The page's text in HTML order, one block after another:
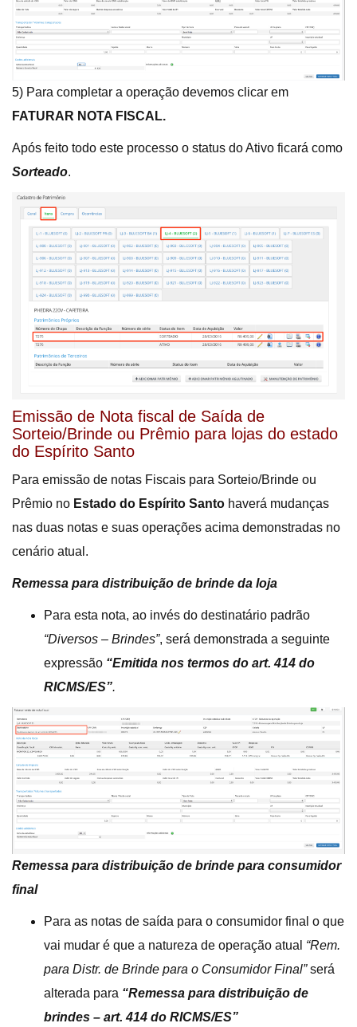
5) Para completar a operação devemos clicar em
FATURAR NOTA FISCAL.
Após feito todo este processo o status do Ativo ficará como
Sorteado.
Emissão de Nota fiscal de Saída de
Sorteio/Brinde ou Prêmio para lojas do estado
do Espírito Santo
Para emissão de notas Fiscais para Sorteio/Brinde ou
Prêmio no Estado do Espírito Santo haverá mudanças
nas duas notas e suas operações acima demonstradas no
cenário atual.
Remessa para distribuição de brinde da loja
Para esta nota, ao invés do destinatário padrão
“Diversos – Brindes”, será demonstrada a seguinte
expressão “Emitida nos termos do art. 414 do
RICMS/ES”.
Remessa para distribuição de brinde para consumidor
final
Para as notas de saída para o consumidor final o que
vai mudar é que a natureza de operação atual “Rem.
para Distr. de Brinde para o Consumidor Final”será
alterada para “Remessa para distribuição de
brindes – art. 414 do RICMS/ES”